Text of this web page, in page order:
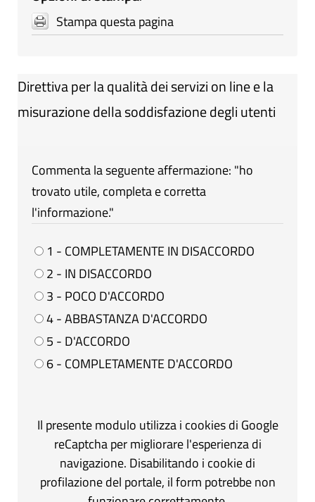
Stampa questa pagina
Direttiva per la qualità dei servizi on line e la
misurazione della soddisfazione degli utenti
Commenta la seguente affermazione: "ho
trovato utile, completa e corretta
l'informazione."
1 - COMPLETAMENTE IN DISACCORDO
2 - IN DISACCORDO
3 - POCO D'ACCORDO
4 - ABBASTANZA D'ACCORDO
5 - D'ACCORDO
6 - COMPLETAMENTE D'ACCORDO
Il presente modulo utilizza i cookies di Google
reCaptcha per migliorare l'esperienza di
navigazione. Disabilitando i cookie di
profilazione del portale, il form potrebbe non